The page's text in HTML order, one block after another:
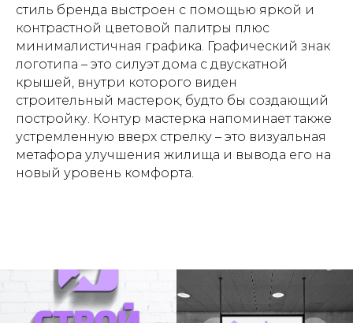
стиль бренда выстроен с помощью яркой и
контрастной цветовой палитры плюс
минималистичная графика. Графический знак
логотипа – это силуэт дома с двускатной
крышей, внутри которого виден
строительный мастерок, будто бы создающий
постройку. Контур мастерка напоминает также
устремленную вверх стрелку – это визуальная
метафора улучшения жилища и вывода его на
новый уровень комфорта.